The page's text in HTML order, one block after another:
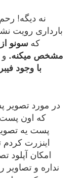
بارداری رویت
که
مشخص میکنه.
با وجود
در مورد تصویر
که اون پست
پست یه
اینزرت کردم
امکان آپلود
نداره و تصاویر